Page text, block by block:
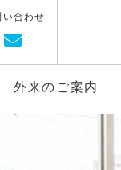
い合わせ
外来のご案内